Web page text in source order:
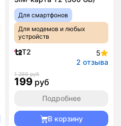
Для смартфонов
Для модемов и любых
устройств
T2
5
2 отзыва
1 299 руб
199 руб
Подробнее
В корзину